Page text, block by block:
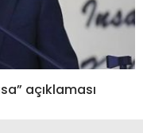
açıklaması